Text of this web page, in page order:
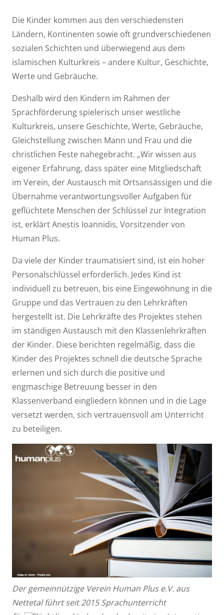
Die Kinder kommen aus den verschiedensten
Ländern, Kontinenten sowie oft grundverschiedenen
sozialen Schichten und überwiegend aus dem
islamischen Kulturkreis – andere Kultur, Geschichte,
Werte und Gebräuche.
Deshalb wird den Kindern im Rahmen der
Sprachförderung spielerisch unser westliche
Kulturkreis, unsere Geschichte, Werte, Gebräuche,
Gleichstellung zwischen Mann und Frau und die
christlichen Feste nahegebracht. „Wir wissen aus
eigener Erfahrung, dass später eine Mitgliedschaft
im Verein, der Austausch mit Ortsansässigen und die
Übernahme verantwortungsvoller Aufgaben für
geflüchtete Menschen der Schlüssel zur Integration
ist, erklärt Anestis Ioannidis, Vorsitzender von
Human Plus.
Da viele der Kinder traumatisiert sind, ist ein hoher
Personalschlüssel erforderlich. Jedes Kind ist
individuell zu betreuen, bis eine Eingewöhnung in die
Gruppe und das Vertrauen zu den Lehrkräften
hergestellt ist. Die Lehrkräfte des Projektes stehen
im ständigen Austausch mit den Klassenlehrkräften
der Kinder. Diese berichten regelmäßig, dass die
Kinder des Projektes schnell die deutsche Sprache
erlernen und sich durch die positive und
engmaschige Betreuung besser in den
Klassenverband eingliedern können und in die Lage
versetzt werden, sich vertrauensvoll am Unterricht
zu beteiligen.
Der gemeinnützige Verein Human Plus e.V. aus
Nettetal führt seit 2015 Sprachunterricht